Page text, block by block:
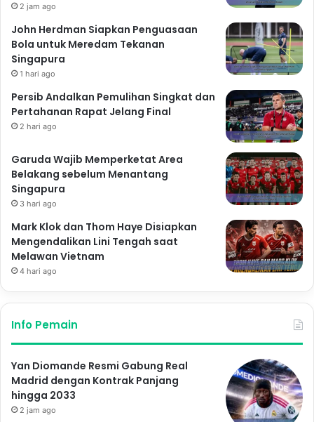
2 jam ago
John Herdman Siapkan Penguasaan
Bola untuk Meredam Tekanan
Singapura
1 hari ago
Persib Andalkan Pemulihan Singkat dan
Pertahanan Rapat Jelang Final
2 hari ago
Garuda Wajib Memperketat Area
Belakang sebelum Menantang
Singapura
3 hari ago
Mark Klok dan Thom Haye Disiapkan
Mengendalikan Lini Tengah saat
Melawan Vietnam
4 hari ago
Info Pemain
Yan Diomande Resmi Gabung Real
Madrid dengan Kontrak Panjang
hingga 2033
2 jam ago